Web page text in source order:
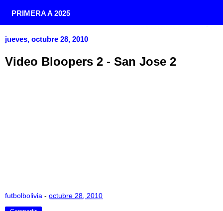
PRIMERA A 2025
jueves, octubre 28, 2010
Video Bloopers 2 - San Jose 2
futbolbolivia - octubre 28, 2010